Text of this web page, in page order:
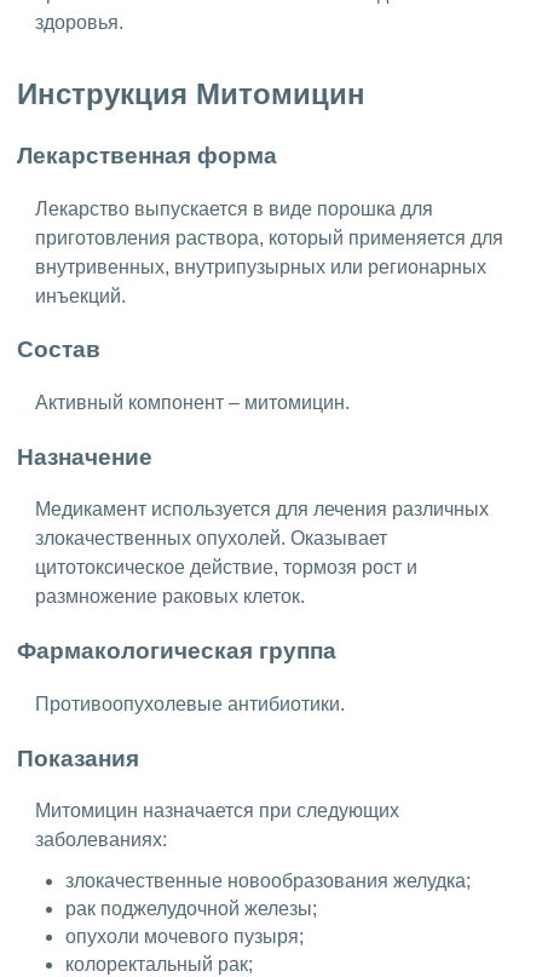
здоровья.
Инструкция Митомицин
Лекарственная форма
Лекарство выпускается в виде порошка для
приготовления раствора, который применяется для
внутривенных, внутрипузырных или регионарных
инъекций.
Состав
Активный компонент – митомицин.
Назначение
Медикамент используется для лечения различных
злокачественных опухолей. Оказывает
цитотоксическое действие, тормозя рост и
размножение раковых клеток.
Фармакологическая группа
Противоопухолевые антибиотики.
Показания
Митомицин назначается при следующих
заболеваниях:
злокачественные новообразования желудка;
рак поджелудочной железы;
опухоли мочевого пузыря;
колоректальный рак;